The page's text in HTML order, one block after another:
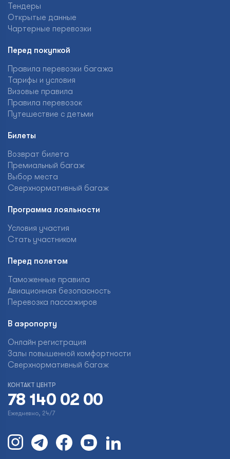
Тендеры
Открытые данные
Чартерные перевозки
Перед покупкой
Правила перевозки багажа
Тарифы и условия
Визовые правила
Правила перевозок
Путешествие с детьми
Билеты
Возврат билета
Премиальный багаж
Выбор места
Сверхнормативный багаж
Программа лояльности
Условия участия
Стать участником
Перед полетом
Таможенные правила
Авиационная безопасность
Перевозка пассажиров
В аэропорту
Онлайн регистрация
Залы повышенной комфортности
Сверхнормативный багаж
КОНТАКТ ЦЕНТР
78 140 02 00
Ежедневно, 24/7